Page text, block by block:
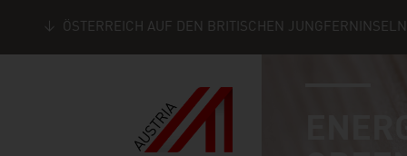
ÖSTERREICH AUF DEN BRITISCHEN JUNGFERNINSELN